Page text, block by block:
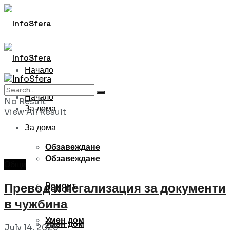
Начало
За дома
Обзавеждане
Ремонт
Умен дом
Начало
За дома
Обзавеждане
Ремонт
Умен дом
No Result
View All Result
Превод и легализация за документи
в чужбина
July 14, 2026